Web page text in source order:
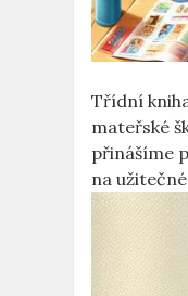
Třídní
mateřské
přinášíme
na